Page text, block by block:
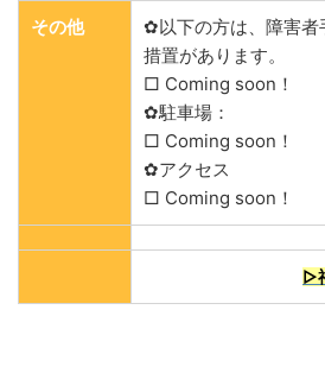
その他
✿以下の方は、障害者
措置があります。
□ Coming soon！
✿駐車場：
□ Coming soon！
✿アクセス
□ Coming soon！
▷